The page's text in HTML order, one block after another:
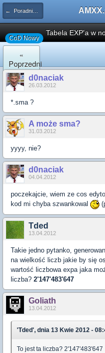
← Poradniki, Łatki oraz Pluginy
CoD Nowy
Tabela EXP'a w
«
Poprzedni
d0naciak
26.03.2012
*.sma ?
A może sma?
31.03.2012
yyyy, nie?
d0naciak
04.04.2012
poczekajcie, wiem ze cos
kod mi chyba szwankowal
Tded
13.04.2012
Takie jedno pytanko,
na wielkość liczb jakie by się
wartość liczbowa expa jaka
liczba? 2'147'483'647
Goliath
13.04.2012
'Tded', dnia 13 Kwie 2012 -
To jest ta liczba? 2'147'483'647